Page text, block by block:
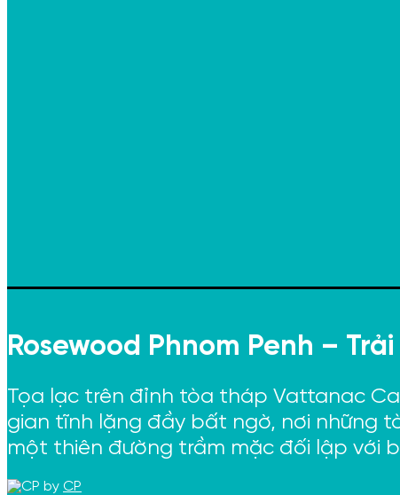
Rosewood Phnom Penh –
Tọa lạc trên đỉnh tòa tháp Vattanac
gian tĩnh lặng đầy bất ngờ, nơi những
một thiên đường trầm mặc đối lập với
by CP